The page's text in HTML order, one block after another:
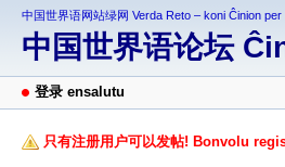
中国世界语网站绿网 Verda Reto – koni Ĉinion
中国世界语论坛
登录 ensalutu
只有注册用户可以发帖! Bonvolu